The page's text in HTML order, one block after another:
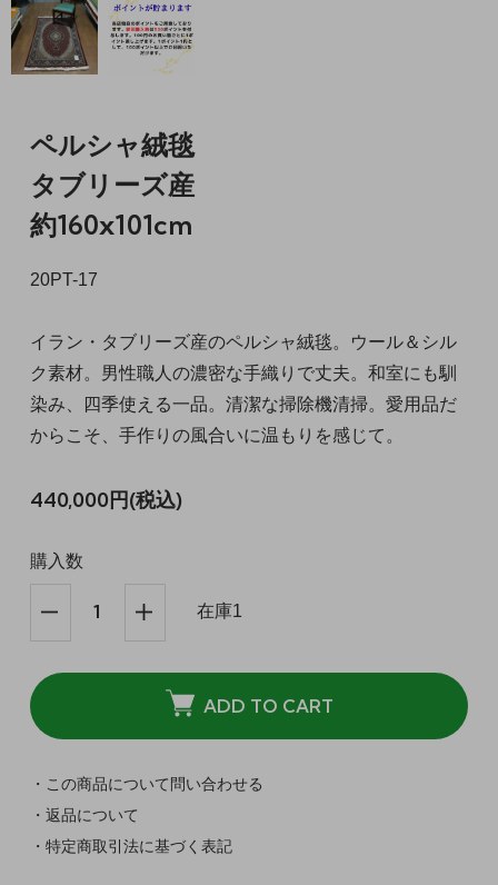
ペルシャ絨毯
タブリーズ産
約160x101cm
20PT-17
イラン・タブリーズ産のペルシャ絨毯。ウール＆シル
ク素材。男性職人の濃密な手織りで丈夫。和室にも馴
染み、四季使える一品。清潔な掃除機清掃。愛用品だ
からこそ、手作りの風合いに温もりを感じて。
440,000円(税込)
購入数
在庫1
ADD TO CART
・この商品について問い合わせる
・返品について
・特定商取引法に基づく表記